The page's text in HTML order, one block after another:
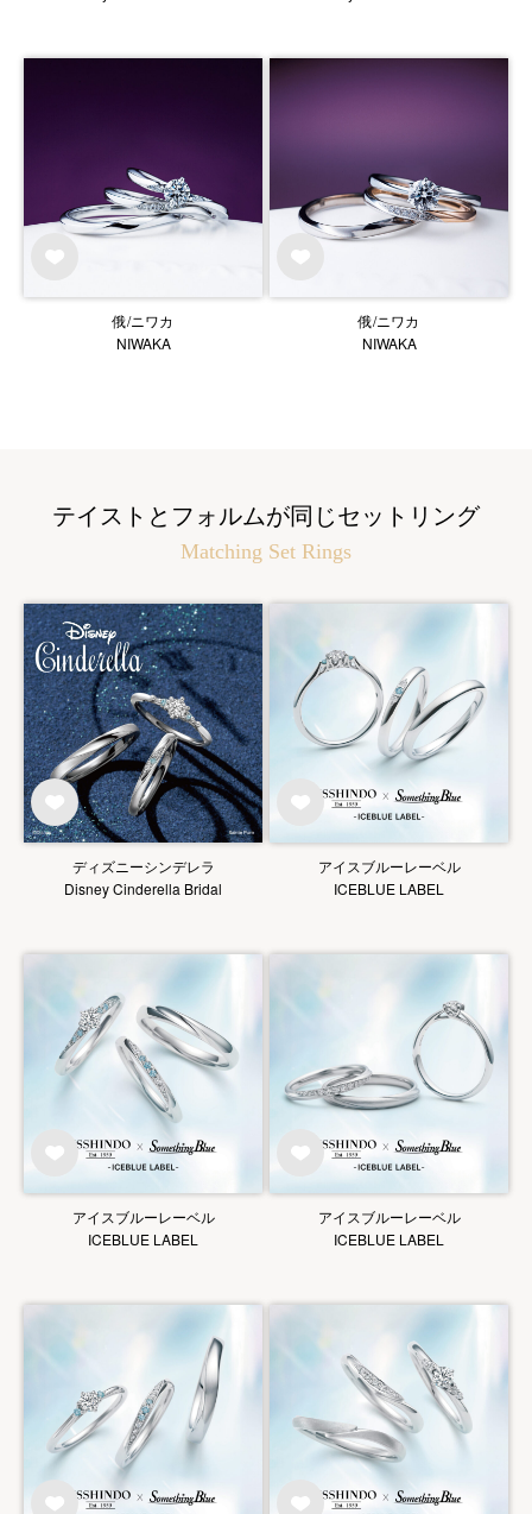
俄/ニワカ
NIWAKA
俄/ニワカ
NIWAKA
テイストとフォルムが同じセットリング
Matching Set Rings
ディズニーシンデレラ
Disney Cinderella Bridal
アイスブルーレーベル
ICEBLUE LABEL
アイスブルーレーベル
ICEBLUE LABEL
アイスブルーレーベル
ICEBLUE LABEL